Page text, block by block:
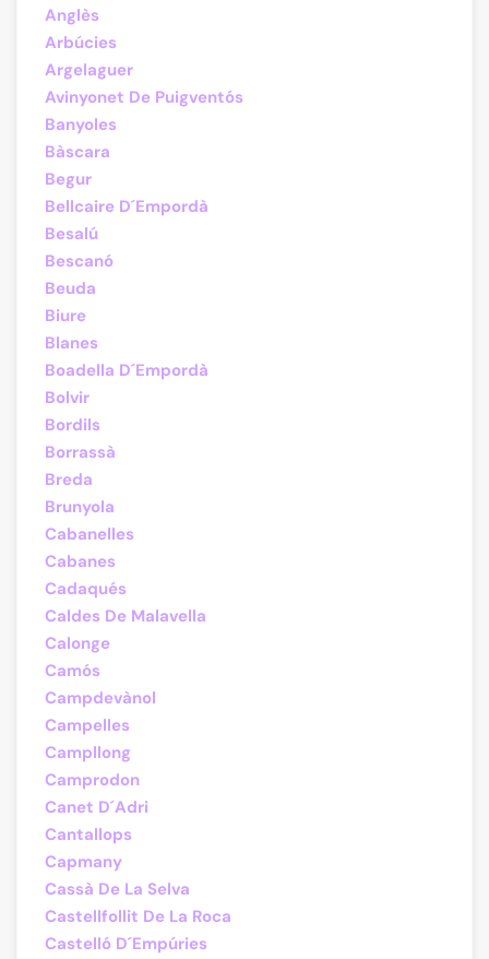
Anglès
Arbúcies
Argelaguer
Avinyonet De Puigventós
Banyoles
Bàscara
Begur
Bellcaire D´Empordà
Besalú
Bescanó
Beuda
Biure
Blanes
Boadella D´Empordà
Bolvir
Bordils
Borrassà
Breda
Brunyola
Cabanelles
Cabanes
Cadaqués
Caldes De Malavella
Calonge
Camós
Campdevànol
Campelles
Campllong
Camprodon
Canet D´Adri
Cantallops
Capmany
Cassà De La Selva
Castellfollit De La Roca
Castelló D´Empúries